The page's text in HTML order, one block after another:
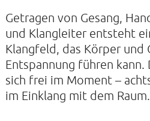
ALLE TERMINE
KONTAKTE
SO KOMMEN SIE ZU UNS
Getragen von Gesang,
und Klangleiter entsteht
Klangfeld, das Körper und
Entspannung führen
sich frei im Moment –
im Einklang mit dem Raum.